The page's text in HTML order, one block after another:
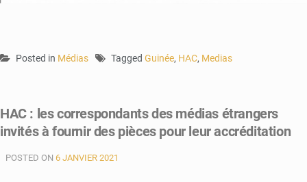
Posted in Médias Tagged Guinée, HAC, Medias
HAC : les correspondants des médias étrangers
invités à fournir des pièces pour leur accréditation
POSTED ON 6 JANVIER 2021